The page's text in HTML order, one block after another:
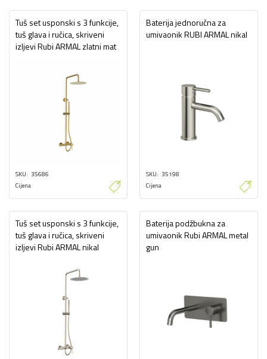
Tuš set usponski s 3 funkcije,
tuš glava i ručica, skriveni
izljevi Rubi ARMAL zlatni mat
SKU 35686
Cijena
Baterija jednoručna za
umivaonik RUBI ARMAL nikal
SKU 35198
Cijena
Tuš set usponski s 3 funkcije,
tuš glava i ručica, skriveni
izljevi Rubi ARMAL nikal
Baterija podžbukna za
umivaonik Rubi ARMAL metal
gun